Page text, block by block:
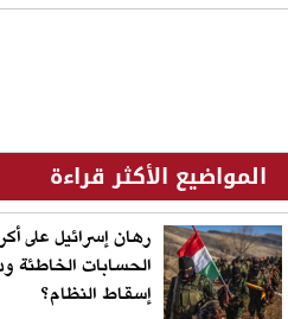
المواضيع الأكثر قراءة
رهان إسرائيل على
الحسابات الخاطئة
إسقاط النظام؟